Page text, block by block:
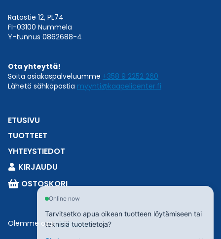
Ratastie 12, PL74
FI-03100 Nummela
Y-tunnus 0862688-4
Ota yhteyttä!
Soita asiakaspalveluumme +358 9 2252 260
Lähetä sähköpostia myynti@kaapelicenter.fi
ETUSIVU
TUOTTEET
YHTEYSTIEDOT
KIRJAUDU
OSTOSKORI
Olemme osaEsbeconia.
Online now
Tarvitsetko apua oikean tuotteen löytämiseen tai
teknisiä tuotetietoja?